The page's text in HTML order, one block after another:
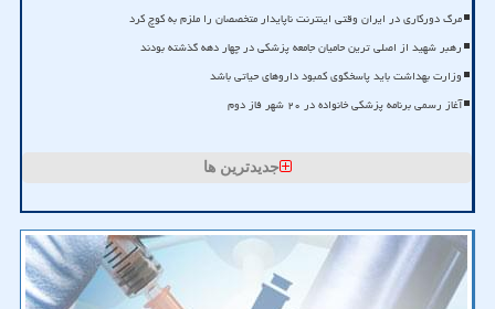
مرگ دورکاری در ایران وقتی اینترنت ناپایدار متخصصان را ملزم به کوچ کرد
رهبر شهید از اصلی ترین حامیان جامعه پزشکی در چهار دهه گذشته بودند
وزارت بهداشت باید پاسخگوی کمبود داروهای حیاتی باشد
آغاز رسمی برنامه پزشکی خانواده در ۲۰ شهر فاز دوم
جدیدترین ها